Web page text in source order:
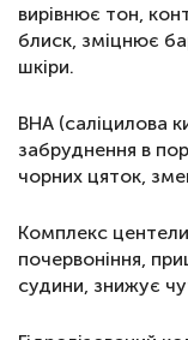
вирівнює тон,
блиск, зміцнює
шкіри.
BHA (саліцилова
забруднення в
чорних цяток,
Комплекс
почервоніння,
судини, знижує